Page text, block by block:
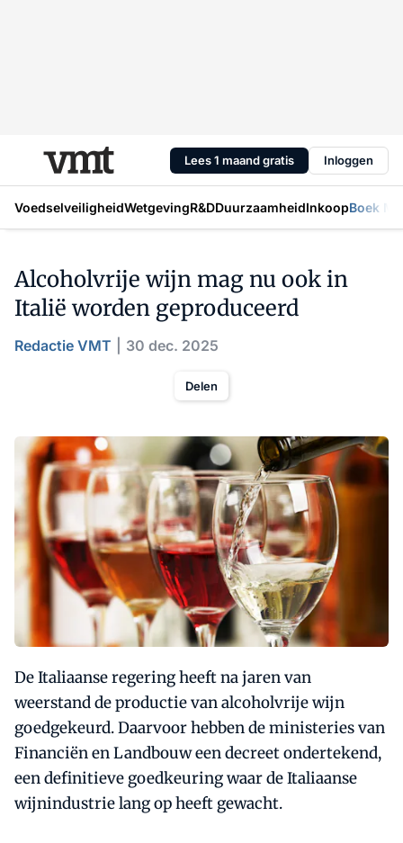
Lees 1 maand gratis Inloggen
VoedselveiligheidWetgevingR&DDuurzaamheidInkoopBoek
Alcoholvrije wijn mag nu ook in
Italië worden geproduceerd
Redactie VMT 30 dec. 2025
Delen
De Italiaanse regering heeft na jaren van
weerstand de productie van alcoholvrije wijn
goedgekeurd. Daarvoor hebben de ministeries van
Financiën en Landbouw een decreet ondertekend,
een definitieve goedkeuring waar de Italiaanse
wijnindustrie lang op heeft gewacht.